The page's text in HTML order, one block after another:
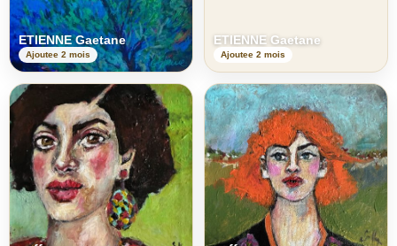
ETIENNE Gaetane
Ajoutee 2 mois
ETIENNE Gaetane
Ajoutee 2 mois